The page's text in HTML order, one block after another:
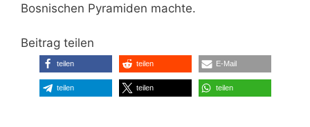
Bosnischen Pyramiden machte.
Beitrag teilen
teilen teilen E-Mail
teilen teilen teilen